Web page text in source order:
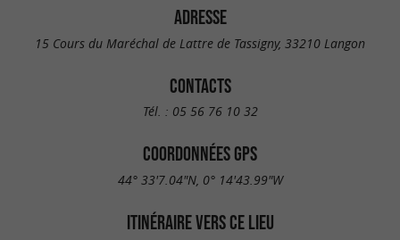
ADRESSE
15 Cours du Maréchal de Lattre de Tassigny, 33210 Langon
CONTACTS
Tél. : 05 56 76 10 32
COORDONNÉES GPS
44° 33'7.04"N, 0° 14'43.99"W
ITINÉRAIRE VERS CE LIEU